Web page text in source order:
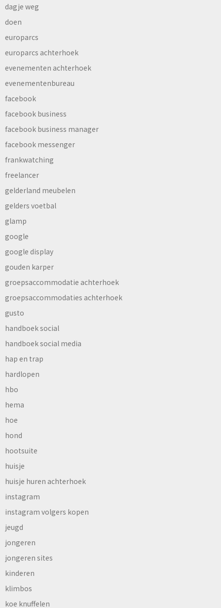
dagje weg
doen
europarcs
europarcs achterhoek
evenementen achterhoek
evenementenbureau
facebook
facebook business
facebook business manager
facebook messenger
frankwatching
freelancer
gelderland meubelen
gelders voetbal
glamp
google
google display
gouden karper
groepsaccommodatie achterhoek
groepsaccommodaties achterhoek
gusto
handboek social
handboek social media
hap en trap
hardlopen
hbo
hema
hoe
hond
hootsuite
huisje
huisje huren achterhoek
instagram
instagram volgers kopen
jeugd
jongeren
jongeren sites
kinderen
klimbos
koe knuffelen